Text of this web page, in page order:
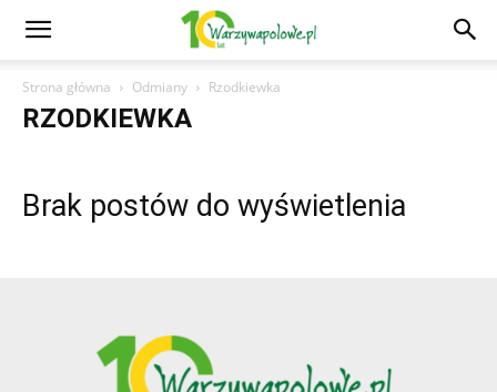
Strona główna Odmiany Rzodkiewka
RZODKIEWKA
Brak postów do wyświetlenia